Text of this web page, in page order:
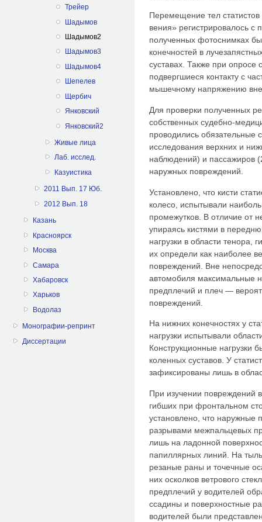
Трейер
Шадымов
Шадымов2
Шадымов3
Шадымов4
Шепелев
Щербич
Янковский
Янковский2
Живые лица
Лаб. исслед.
Казуистика
2011 Вып. 17 Юб.
2012 Вып. 18
Казань
Красноярск
Москва
Самара
Хабаровск
Харьков
Водолаз
Монографии-репринт
Диссертации
Перемещение тел
вения» регистрировалось
полу­ченных фотоснимках
конечностей в
суставах. Также при опросе
подвергшиеся контакту с
мышечному напряжению вне
Для проверки полученных
собственных судебно-
проводились обязательные
исследования верхних и
наблюдений) и пассажи­ров
наружных повреждений.
Установлено, что кисти
колесо, испытывали
промежутков. В отличие от
упираясь кистями в
нагруз­ки в области тенора,
их определи как наиболее
повреждений. Вне
автомобиля макси­мальные
предплечий и плеч —
повреждений.
На нижних конечностях у
нагрузки испытывали
Конструкционные нагрузки
коленных суставов. У
зафиксированы лишь в
При изучении повреждений
гибших при фронтальном
установ­лено, что наружные
разрыва­ми межпальцевых
лишь на ладонной
папиллярных линий. На
резаные раны и точечные
них осколков ветро­вого
предплечий у водителей
ссадины и поверхностные
водителей были